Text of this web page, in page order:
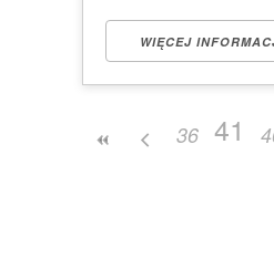
WIĘCEJ
36 41